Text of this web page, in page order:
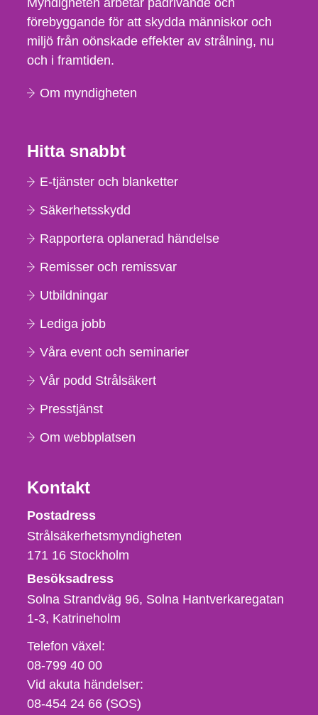
Myndigheten arbetar pådrivande och
förebyggande för att skydda människor och
miljö från oönskade effekter av strålning, nu
och i framtiden.
Om myndigheten
Hitta snabbt
E-tjänster och blanketter
Säkerhetsskydd
Rapportera oplanerad händelse
Remisser och remissvar
Utbildningar
Lediga jobb
Våra event och seminarier
Vår podd Strålsäkert
Presstjänst
Om webbplatsen
Kontakt
Strålsäkerhetsmyndigheten
Postadress
Strålsäkerhetsmyndigheten
171 16 Stockholm
Besöksadress
Solna Strandväg 96, Solna Hantverkaregatan
1-3 Katrineholm
Telefon,
fax
och
e-
Telefon växel:
08-799 40 00
Vid akuta händelser:
08-454 24 66 (SOS)